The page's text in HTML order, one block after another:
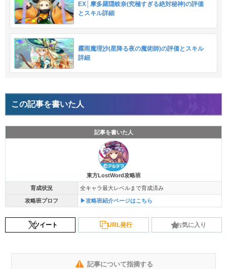
EX│摩多羅隠岐奈(究極すぎる絶対秘神)の評価
とスキル詳細
霧雨魔理沙(星降る夜の魔術師)の評価とスキル
詳細
この記事を書いた人
記事を書いた人
東方LostWord攻略班
育成状況 全キャラ最大レベルまで育成済み
攻略班プロフ ▶攻略班紹介ページはこちら
ツイート URL発行 お気に入り
記事について指摘する